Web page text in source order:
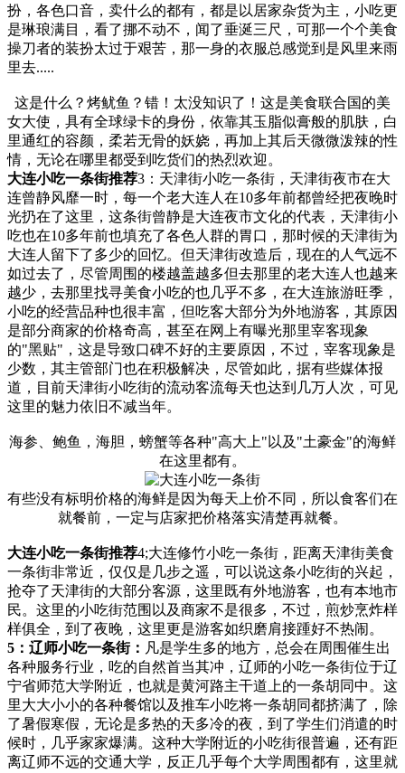
扮，各色口音，卖什么的都有，都是以居家杂货为主，小吃更
是琳琅满目，看了挪不动不，闻了垂涎三尺，可那一个个美食
操刀者的装扮太过于艰苦，那一身的衣服总感觉到是风里来雨
里去.....
这是什么？烤鱿鱼？错！太没知识了！这是美食联合国的美
女大使，具有全球绿卡的身份，依靠其玉脂似膏般的肌肤，白
里通红的容颜，柔若无骨的妖娆，再加上其后天微微泼辣的性
情，无论在哪里都受到吃货们的热烈欢迎。
大连小吃一条街推荐3：天津街小吃一条街，天津街夜市在大
连曾静风靡一时，每一个老大连人在10多年前都曾经把夜晚时
光扔在了这里，这条街曾静是大连夜市文化的代表，天津街小
吃也在10多年前也填充了各色人群的胃口，那时候的天津街为
大连人留下了多少的回忆。但天津街改造后，现在的人气远不
如过去了，尽管周围的楼越盖越多但去那里的老大连人也越来
越少，去那里找寻美食小吃的也几乎不多，在大连旅游旺季，
小吃的经营品种也很丰富，但吃客大部分为外地游客，其原因
是部分商家的价格奇高，甚至在网上有曝光那里宰客现象
的"黑贴"，这是导致口碑不好的主要原因，不过，宰客现象是
少数，其主管部门也在积极解决，尽管如此，据有些媒体报
道，目前天津街小吃街的流动客流每天也达到几万人次，可见
这里的魅力依旧不减当年。
海参、鲍鱼，海胆，螃蟹等各种"高大上"以及"土豪金"的海鲜
在这里都有。
有些没有标明价格的海鲜是因为每天上价不同，所以食客们在
就餐前，一定与店家把价格落实清楚再就餐。
大连小吃一条街推荐4;大连修竹小吃一条街，距离天津街美食
一条街非常近，仅仅是几步之遥，可以说这条小吃街的兴起，
抢夺了天津街的大部分客源，这里既有外地游客，也有本地市
民。这里的小吃街范围以及商家不是很多，不过，煎炒烹炸样
样俱全，到了夜晚，这里更是游客如织磨肩接踵好不热闹。
5：辽师小吃一条街： 凡是学生多的地方，总会在周围催生出
各种服务行业，吃的自然首当其冲，辽师的小吃一条街位于辽
宁省师范大学附近，也就是黄河路主干道上的一条胡同中。这
里大大小小的各种餐馆以及推车小吃将一条胡同都挤满了，除
了暑假寒假，无论是多热的天多冷的夜，到了学生们消遣的时
候时，几乎家家爆满。这种大学附近的小吃街很普遍，还有距
离辽师不远的交通大学，反正几乎每个大学周围都有，这里就